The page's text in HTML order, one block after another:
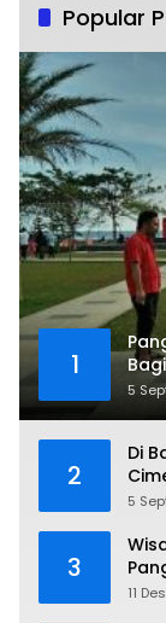
Popular
1
5
2
Di
5
3
11